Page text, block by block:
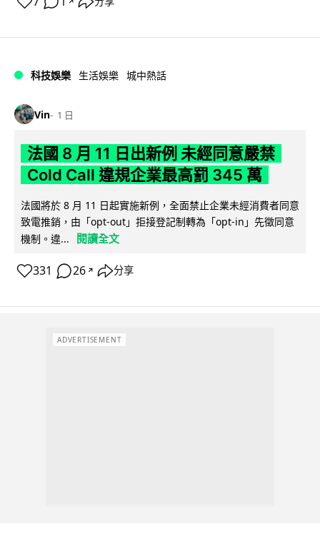
科技娛樂 生活娛樂 城中熱話
Vin 1 日
法國 8 月 11 日出新例 未經同意嚴禁
Cold Call 違規企業最高罰 345 萬
法國將於 8 月 11 日起實施新例，全面禁止企業未經消費者同意
致電推銷，由「opt-out」拒接登記制轉為「opt-in」先徵同意
機制。違...
閱讀全文
331 26 ↗ 分享
ADVERTISEMENT